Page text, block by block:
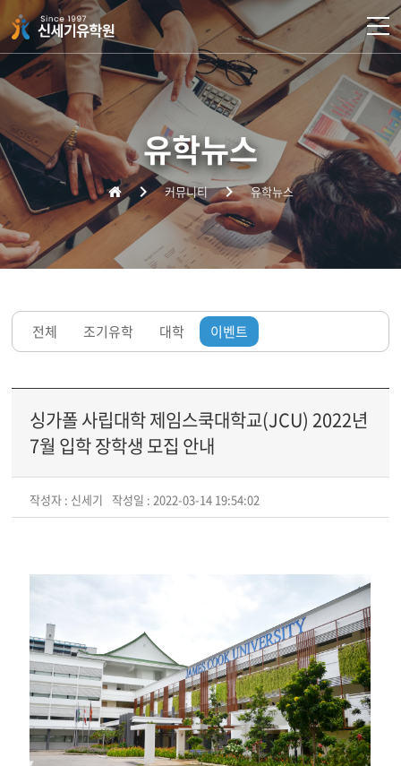
주메뉴 바로가기
컨텐츠 바로가기
유학뉴스
커뮤니티 유학뉴스
전체 조기유학 대학 이벤트
싱가폴 사립대학 제임스쿡대학교(JCU) 2022년
7월 입학 장학생 모집 안내
작성자 : 신세기 작성일 : 2022-03-14 19:54:02